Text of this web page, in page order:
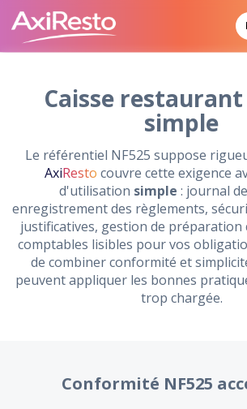
Caisse restaurant
simple
Le référentiel NF525 suppose
AxiResto couvre cette exigence
d'utilisation simple : journal
enregistrement des règlements,
justificatives, gestion de préparation
comptables lisibles pour vos
de combiner conformité et
peuvent appliquer les bonnes
trop chargée.
Conformité NF525